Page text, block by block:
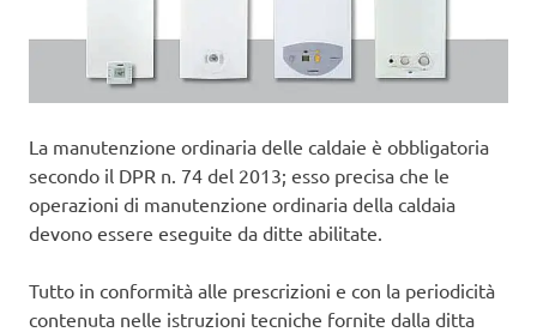
La manutenzione ordinaria delle caldaie è obbligatoria
secondo il DPR n. 74 del 2013; esso precisa che le
operazioni di manutenzione ordinaria della caldaia
devono essere eseguite da ditte abilitate.
Tutto in conformità alle prescrizioni e con la periodicità
contenuta nelle istruzioni tecniche fornite dalla ditta